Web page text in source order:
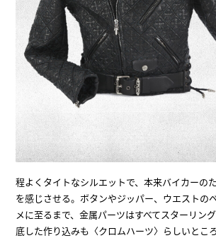
程よくタイトなシルエットで、本来バイカーの
を感じさせる。ボタンやジッパー、ウエストの
メに至るまで、金属パーツはすべてスターリン
底した作り込みも〈クロムハーツ〉らしいところ